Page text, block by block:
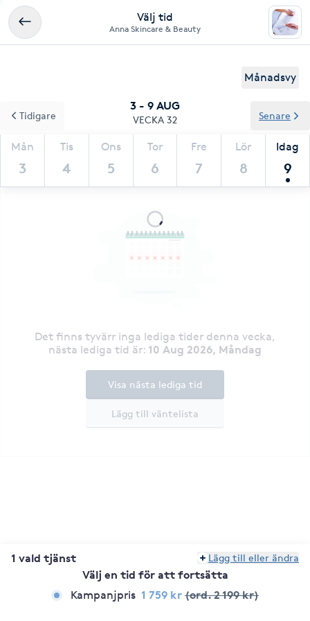
Välj tid
Anna Skincare & Beauty
Månadsvy
3 - 9 AUG
VECKA 32
Mån
3
Tis
4
Ons
5
Tor
6
Fre
7
Lör
8
Idag
9
Tidigare Senare
Det finns tyvärr inga lediga tider denna vecka,
nästa lediga tid är: 10 Aug 2026, Måndag
Lägg till väntelista
Visa nästa lediga tid
1 vald tjänst Lägg till eller ändra
Välj en tid för att fortsätta
Kampanjpris 1 759 kr (ord. 2 199 kr)